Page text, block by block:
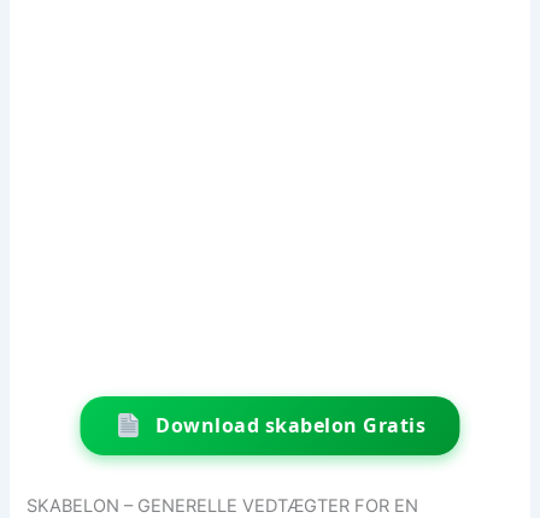
Download skabelon Gratis
SKABELON – GENERELLE VEDTÆGTER FOR EN